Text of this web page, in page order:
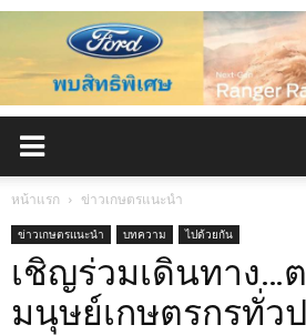
หน้าแรก ข่าวเกษตรแนะนำ
ข่าวเกษตรแนะนำ บทความ ไปด้วยกัน
เชิญร่วมเดินทาง…
มนุษย์เกษตรกรทั่ว